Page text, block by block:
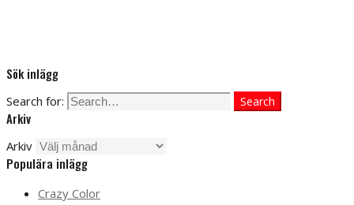
Sök inlägg
Search for: Search
Arkiv
Arkiv
Populära inlägg
Crazy Color